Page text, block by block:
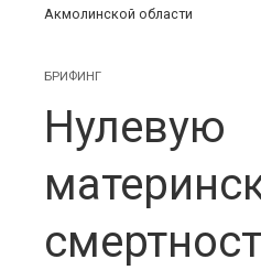
Акмолинской области
БРИФИНГ
Нулевую